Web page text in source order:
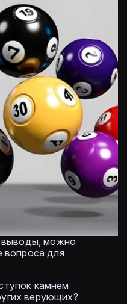
выводы, можно
вопроса для
камнем
верующих?